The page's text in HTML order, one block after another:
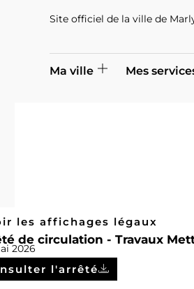
Site officiel de la ville de
Ma ville Mes
les affichages légaux
de circulation - Travaux
2026
l'arrêté